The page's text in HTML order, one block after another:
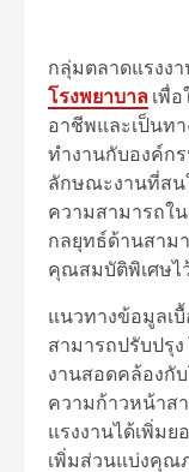
กลุ่มตลาดแรงง
โรงพยาบาล เพื่
อาชีพและเป็นทา
ทำงานกับองค์ก
ลักษณะงานที่สน
ความสามารถใ
กลยุทธ์ด้านสาม
คุณสมบัติพิเศษไ
แนวทางข้อมูลเ
สามารถปรับปรุ
งานสอดคล้องกั
ความก้าวหน้าส
แรงงานได้เพิ่ม
เพิ่มส่วนแบ่งคุณ